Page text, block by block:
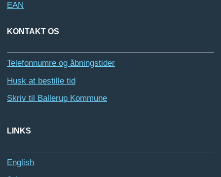
EAN
KONTAKT OS
Telefonnumre og åbningstider
Husk at bestille tid
Skriv til Ballerup Kommune
LINKS
English